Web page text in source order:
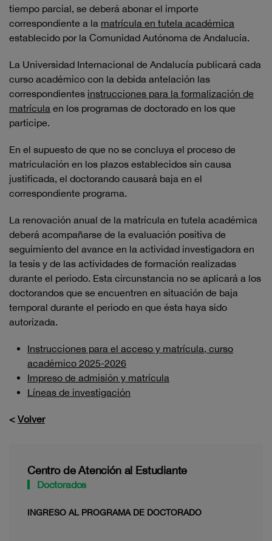
tiempo parcial, se deberá abonar el importe
correspondiente a la matrícula en tutela académica
establecido por la Comunidad Autónoma de Andalucía.
La Universidad Internacional de Andalucía publicará cada
curso académico con la debida antelación las
correspondientes instrucciones para la formalización de
matrícula en los programas de doctorado en los que
participe.
En el supuesto de que no se concluya el proceso de
matriculación en los plazos establecidos sin causa
justificada, el doctorando causará baja en el
correspondiente programa.
La renovación anual de la matrícula en tutela académica
deberá acompañarse de la evaluación positiva de
seguimiento del avance en la actividad investigadora en
la tesis y de las actividades de formación realizadas
durante el periodo. Esta circunstancia no se aplicará a los
doctorandos que se encuentren en situación de baja
temporal durante el periodo en que ésta haya sido
autorizada.
Instrucciones para el acceso y matrícula, curso
académico 2025-2026
Impreso de admisión y matrícula
Líneas de investigación
< Volver
Centro de Atención al Estudiante
Doctorados
INGRESO AL PROGRAMA DE DOCTORADO